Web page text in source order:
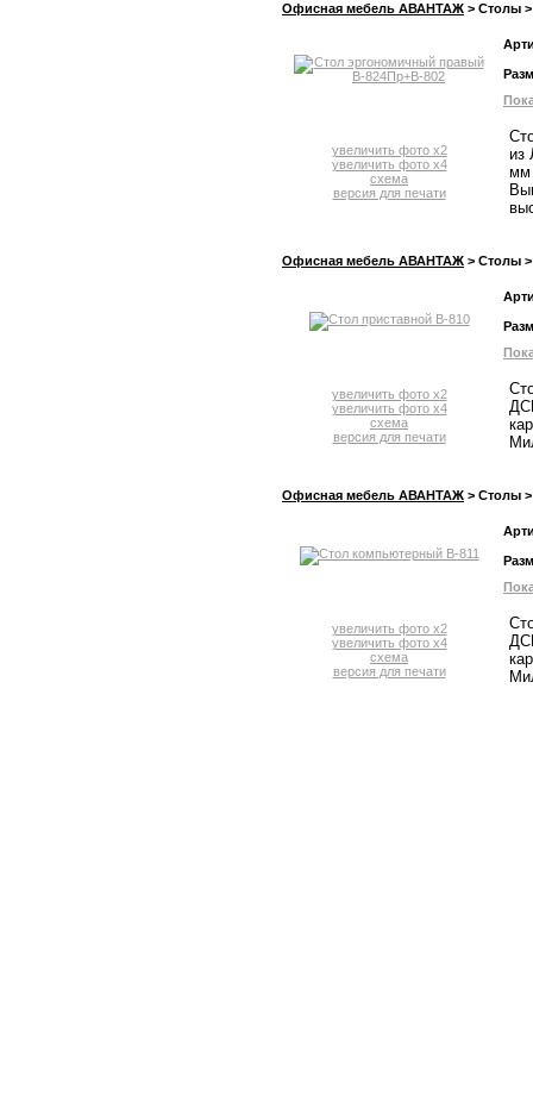
Офисная мебель АВАНТАЖ > Столы
увеличить фото x2
увеличить фото x4
схема
версия для печати
из
мм
Офисная мебель АВАНТАЖ > Столы
увеличить фото x2
увеличить фото x4
схема
версия для печати
Офисная мебель АВАНТАЖ > Столы
увеличить фото x2
увеличить фото x4
схема
версия для печати